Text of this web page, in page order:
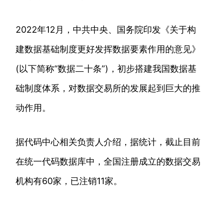
2022年12月，中共中央、国务院印发《关于构
建数据基础制度更好发挥数据要素作用的意见》
(以下简称“数据二十条”)，初步搭建我国数据基
础制度体系，对数据交易所的发展起到巨大的推
动作用。
据代码中心相关负责人介绍，据统计，截止目前
在统一代码数据库中，全国注册成立的数据交易
机构有60家，已注销11家。